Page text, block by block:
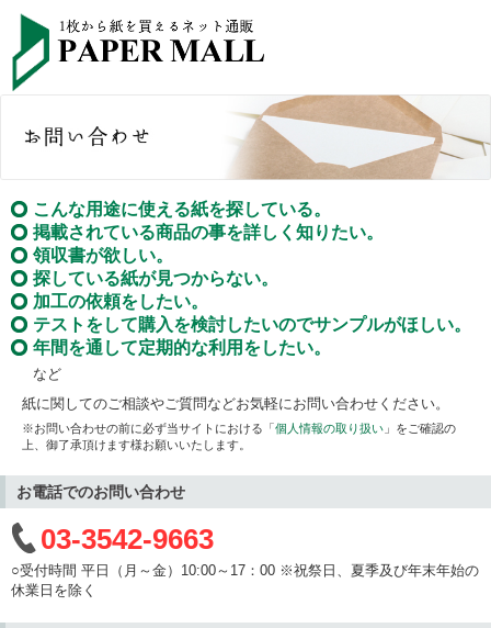
こんな用途に使える紙を探している。
掲載されている商品の事を詳しく知りたい。
領収書が欲しい。
探している紙が見つからない。
加工の依頼をしたい。
テストをして購入を検討したいのでサンプルがほしい。
年間を通して定期的な利用をしたい。
など
紙に関してのご相談やご質問などお気軽にお問い合わせください。
※お問い合わせの前に必ず当サイトにおける「個人情報の取り扱い 」をご確認の
上、御了承頂けます様お願いいたします。
お電話でのお問い合わせ
03-3542-9663
○受付時間 平日（月～金）10:00～17：00 ※祝祭日、夏季及び年末年始の
休業日を除く